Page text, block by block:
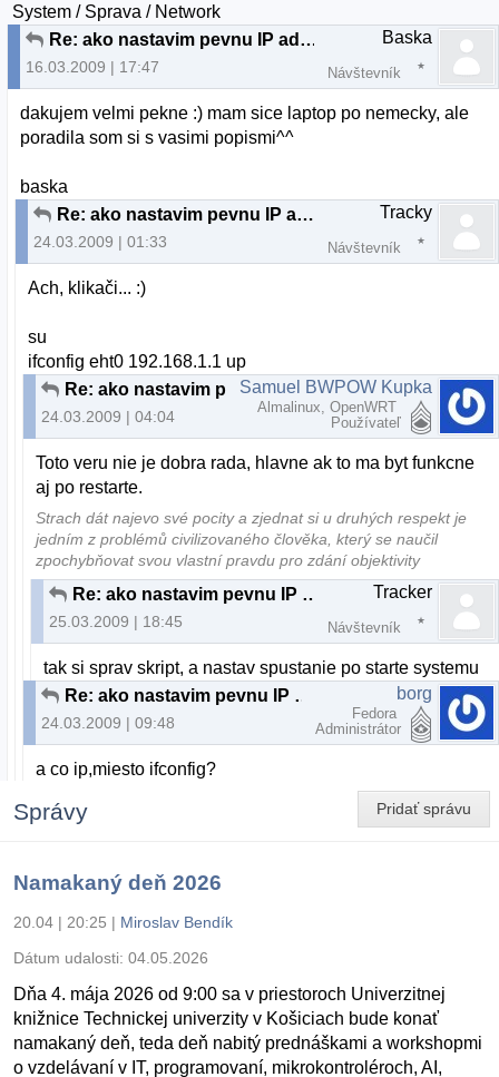
System / Sprava / Network
Re: ako nastavim pevnu IP adresu?
16.03.2009 | 17:47
Baska
Návštevník
dakujem velmi pekne :) mam sice laptop po nemecky, ale
poradila som si s vasimi popismi^^
baska
Re: ako nastavim pevnu IP adresu?
24.03.2009 | 01:33
Tracky
Návštevník
Ach, klikači... :)
su
ifconfig eht0 192.168.1.1 up
Re: ako nastavim pevnu IP adresu?
24.03.2009 | 04:04
Samuel BWPOW Kupka
Almalinux, OpenWRT
Používateľ
Toto veru nie je dobra rada, hlavne ak to ma byt funkcne
aj po restarte.
Strach dát najevo své pocity a zjednat si u druhých respekt je
jedním z problémů civilizovaného člověka, který se naučil
zpochybňovat svou vlastní pravdu pro zdání objektivity
Re: ako nastavim pevnu IP adresu?
25.03.2009 | 18:45
Tracker
Návštevník
tak si sprav skript, a nastav spustanie po starte systemu
Re: ako nastavim pevnu IP adresu?
24.03.2009 | 09:48
borg
Fedora
Administrátor
a co ip,miesto ifconfig?
Pridať správu
Správy
Namakaný deň 2026
20.04 | 20:25 | Miroslav Bendík
Dátum udalosti: 04.05.2026
Dňa 4. mája 2026 od 9:00 sa v priestoroch Univerzitnej
knižnice Technickej univerzity v Košiciach bude konať
namakaný deň, teda deň nabitý prednáškami a workshopmi
o vzdelávaní v IT, programovaní, mikrokontroléroch, AI,